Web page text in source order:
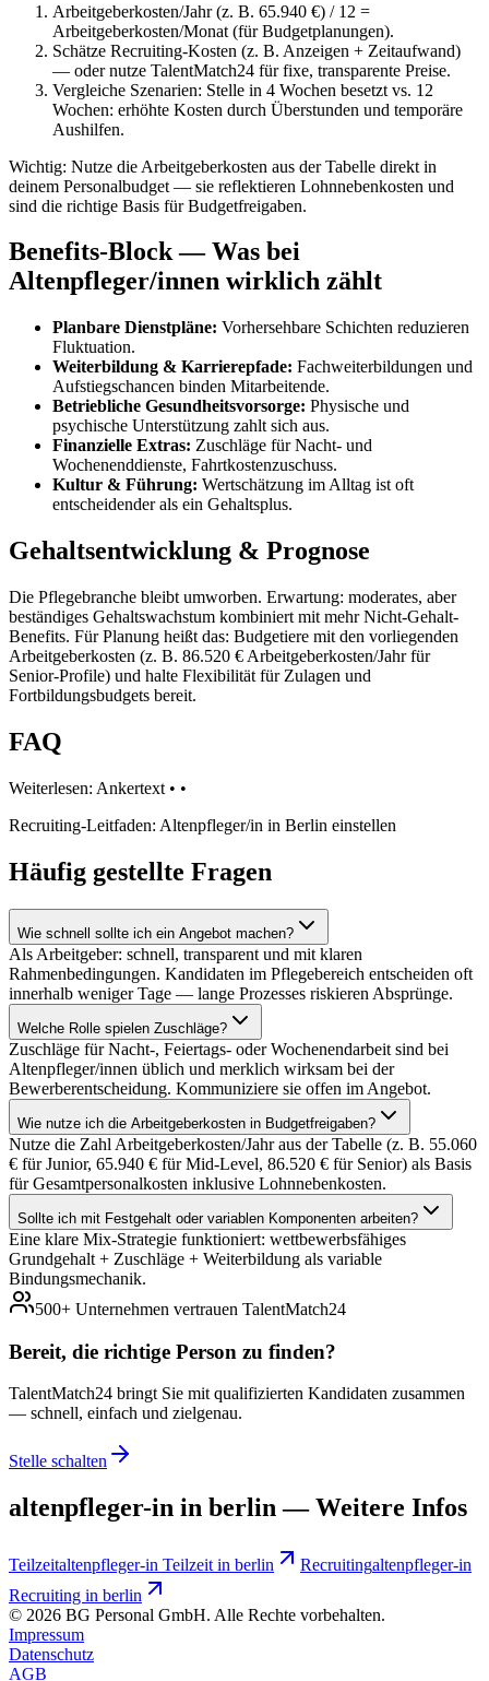
Arbeitgeberkosten/Jahr (z. B. 65.940 €) / 12 =
Arbeitgeberkosten/Monat (für Budgetplanungen).
Schätze Recruiting-Kosten (z. B. Anzeigen + Zeitaufwand)
— oder nutze TalentMatch24 für fixe, transparente Preise.
Vergleiche Szenarien: Stelle in 4 Wochen besetzt vs. 12
Wochen: erhöhte Kosten durch Überstunden und temporäre
Aushilfen.
Wichtig: Nutze die Arbeitgeberkosten aus der Tabelle direkt in
deinem Personalbudget — sie reflektieren Lohnnebenkosten und
sind die richtige Basis für Budgetfreigaben.
Benefits-Block — Was bei
Altenpfleger/innen wirklich zählt
Planbare Dienstpläne: Vorhersehbare Schichten reduzieren
Fluktuation.
Weiterbildung & Karrierepfade: Fachweiterbildungen und
Aufstiegschancen binden Mitarbeitende.
Betriebliche Gesundheitsvorsorge: Physische und
psychische Unterstützung zahlt sich aus.
Finanzielle Extras: Zuschläge für Nacht- und
Wochenenddienste, Fahrtkostenzuschuss.
Kultur & Führung: Wertschätzung im Alltag ist oft
entscheidender als ein Gehaltsplus.
Gehaltsentwicklung & Prognose
Die Pflegebranche bleibt umworben. Erwartung: moderates, aber
beständiges Gehaltswachstum kombiniert mit mehr Nicht-Gehalt-
Benefits. Für Planung heißt das: Budgetiere mit den vorliegenden
Arbeitgeberkosten (z. B. 86.520 € Arbeitgeberkosten/Jahr für
Senior-Profile) und halte Flexibilität für Zulagen und
Fortbildungsbudgets bereit.
FAQ
Weiterlesen: Ankertext • •
Recruiting-Leitfaden: Altenpfleger/in in Berlin einstellen
Häufig gestellte Fragen
Wie schnell sollte ich ein Angebot machen?
Als Arbeitgeber: schnell, transparent und mit klaren
Rahmenbedingungen. Kandidaten im Pflegebereich entscheiden oft
innerhalb weniger Tage — lange Prozesses riskieren Absprünge.
Welche Rolle spielen Zuschläge?
Zuschläge für Nacht-, Feiertags- oder Wochenendarbeit sind bei
Altenpfleger/innen üblich und merklich wirksam bei der
Bewerberentscheidung. Kommuniziere sie offen im Angebot.
Wie nutze ich die Arbeitgeberkosten in Budgetfreigaben?
Nutze die Zahl Arbeitgeberkosten/Jahr aus der Tabelle (z. B. 55.060
€ für Junior, 65.940 € für Mid-Level, 86.520 € für Senior) als Basis
für Gesamtpersonalkosten inklusive Lohnnebenkosten.
Sollte ich mit Festgehalt oder variablen Komponenten arbeiten?
Eine klare Mix-Strategie funktioniert: wettbewerbsfähiges
Grundgehalt + Zuschläge + Weiterbildung als variable
Bindungsmechanik.
500+ Unternehmen vertrauen TalentMatch24
Bereit, die richtige Person zu finden?
TalentMatch24 bringt Sie mit qualifizierten Kandidaten zusammen
— schnell, einfach und zielgenau.
Stelle schalten
altenpfleger-in in berlin — Weitere Infos
Teilzeitaltenpfleger-in Teilzeit in berlin Recruitingaltenpfleger-in
Recruiting in berlin
© 2026 BG Personal GmbH. Alle Rechte vorbehalten.
Impressum
Datenschutz
AGB